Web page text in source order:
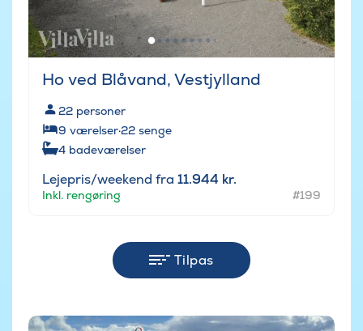
Ho ved Blåvand, Vestjylland
22 personer
9 værelser·22 senge
4 badeværelser
Lejepris/weekend fra 11.944 kr.
Inkl. rengøring #199
Tilpas